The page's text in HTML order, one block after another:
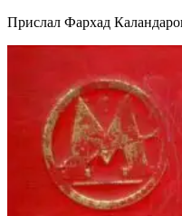
Прислал Фархад